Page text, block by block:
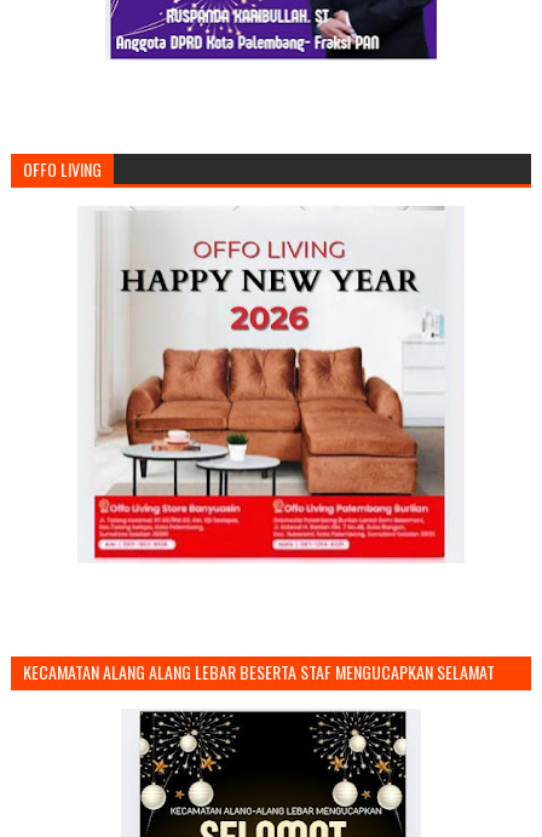
OFFO LIVING
KECAMATAN ALANG ALANG LEBAR BESERTA STAF MENGUCAPKAN SELAMAT